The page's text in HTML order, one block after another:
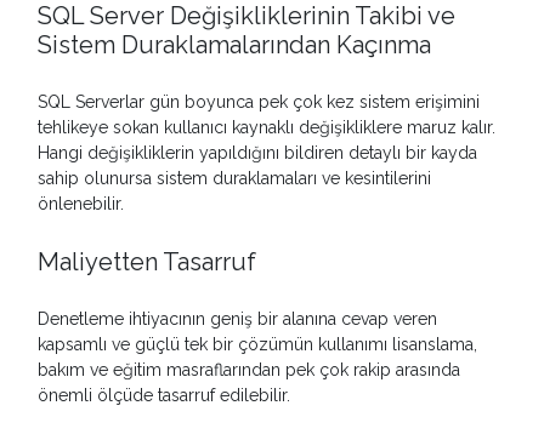
SQL Server Değişikliklerinin Takibi ve
Sistem Duraklamalarından Kaçınma
SQL Serverlar gün boyunca pek çok kez sistem erişimini
tehlikeye sokan kullanıcı kaynaklı değişikliklere maruz kalır.
Hangi değişikliklerin yapıldığını bildiren detaylı bir kayda
sahip olunursa sistem duraklamaları ve kesintilerini
önlenebilir.
Maliyetten Tasarruf
Denetleme ihtiyacının geniş bir alanına cevap veren
kapsamlı ve güçlü tek bir çözümün kullanımı lisanslama,
bakım ve eğitim masraflarından pek çok rakip arasında
önemli ölçüde tasarruf edilebilir.